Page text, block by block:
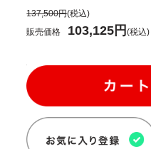
137,500円(税込)
販売価格
103,125円(税込)